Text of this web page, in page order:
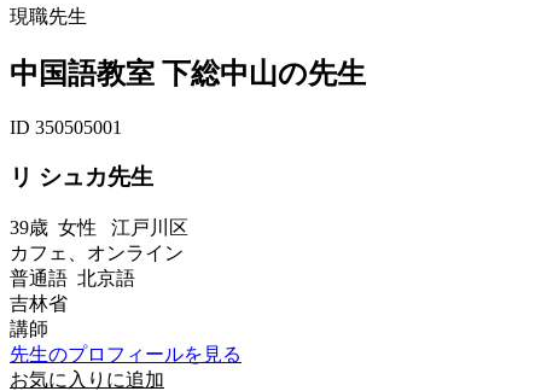
現職先生
中国語教室 下総中山の先生
ID 350505001
リ シュカ先生
39歳 女性 江戸川区
カフェ、オンライン
普通語 北京語
吉林省
講師
先生のプロフィールを見る
お気に入りに追加